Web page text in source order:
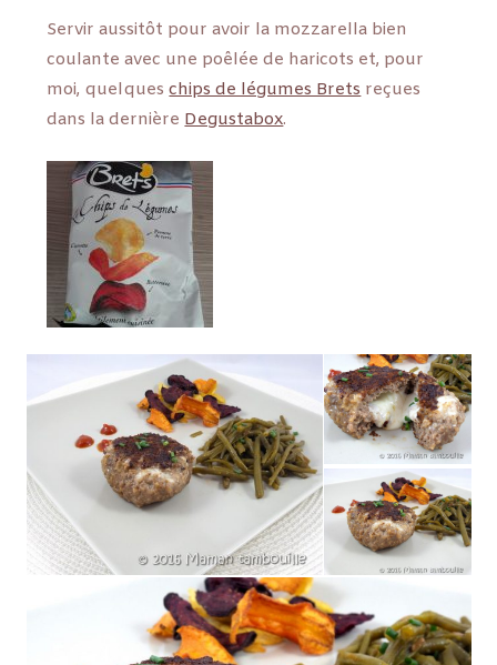
Servir aussitôt pour avoir la mozzarella bien
coulante avec une poêlée de haricots et, pour
moi, quelqueschips de légumes Bretsreçues
dans la dernièreDegustabox.